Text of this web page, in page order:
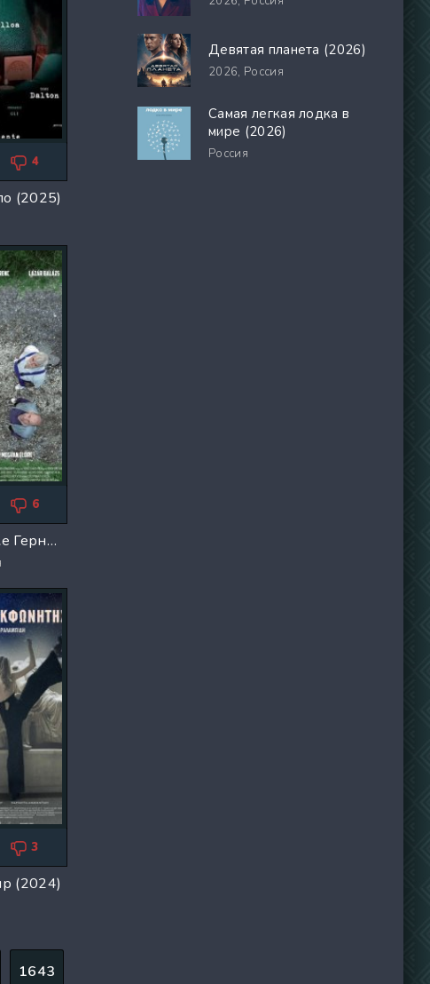
4
(2025)
6
Папа Ферике Гернера (2024)
3
(2024)
1643
Девятая планета (2026)
2026, Россия
Самая легкая лодка в
мире (2026)
Россия